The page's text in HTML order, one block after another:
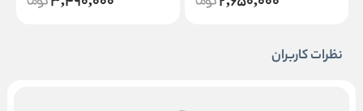
نظرات کاربران